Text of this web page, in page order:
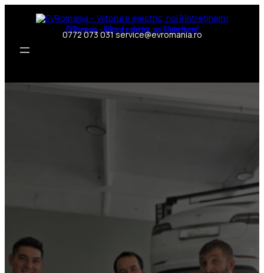
EVRomania – Viitorul e electric, noi îl întreținem!
0772 073 031 service@evromania.ro